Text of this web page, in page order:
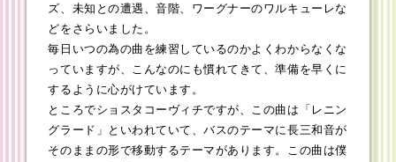
ズ、未知との遭遇、音階、ワーグナーのワルキューレな
どをさらいました。
毎日いつの為の曲を練習しているのかよくわからなくな
っていますが、こんなのにも慣れてきて、準備を早くに
するように心がけています。
ところでショスタコーヴィチですが、この曲は「レニン
グラード」といわれていて、バスのテーマに長三和音が
そのままの形で移動するテーマがあります。この曲は僕